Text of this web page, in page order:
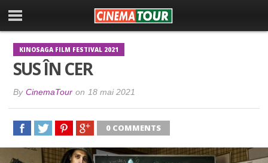
KINOSAGA FILM FESTIVAL 2021
SUS ÎN CER
By CinemaTour on 18 mai 2021
0 COMMENTS